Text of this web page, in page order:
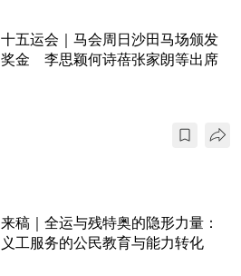
十五运会｜马会周日沙田马场颁发
奖金 李思颖何诗蓓张家朗等出席
来稿｜全运与残特奥的隐形力量：
义工服务的公民教育与能力转化